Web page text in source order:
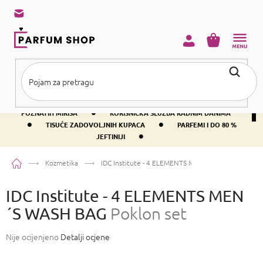
sadržaj
BESPLATNA DOSTAVA IZNAD PRIBLIŽNO 37 € •
400+ SVJETSKI
POZNATIH MIRISA
• KORISNIČKA SLUŽBA RADNIM DANIMA
• TISUĆE ZADOVOLJNIH KUPACA •
PARFEMI I DO 80 %
JEFTINIJI
•
KOŠARICA
PočetnaKozmetika IDC Institute - 4 ELEMENTS MEN´S WASH BAG
IDC Institute - 4 ELEMENTS MEN
´S WASH BAG Poklon set
Prosječna
Nije ocijenjeno Detalji ocjene